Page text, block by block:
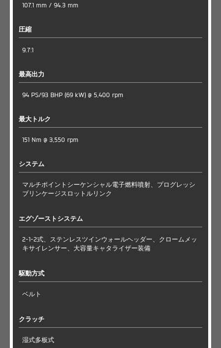
107.1 mm / 94.3 mm
圧縮
9.7:1
最高出力
94 PS/93 BHP (69 kW) @ 5,400 rpm
最大トルク
151 Nm @ 3,550 rpm
システム
マルチポイントシーケンシャル電子燃料噴射、プログレッシ
ブリンケージスロットルリンク
エグゾーストシステム
2-1-2式、ステンレスツインウォールヘッダー、クロームメッ
キサイレンサー、大容量キャタライザー装備
駆動方式
ベルト
クラッチ
湿式多板式